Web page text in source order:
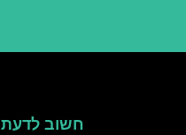
חשוב לדעת